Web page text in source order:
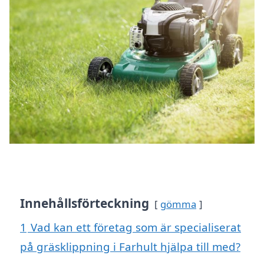
Innehållsförteckning gömma
1 Vad kan ett företag som är specialiserat
på gräsklippning i Farhult hjälpa till med?